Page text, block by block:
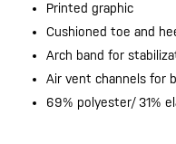
Printed graphic
Cushioned toe and
Arch band for
Air vent channels for
69% polyester/ 31%